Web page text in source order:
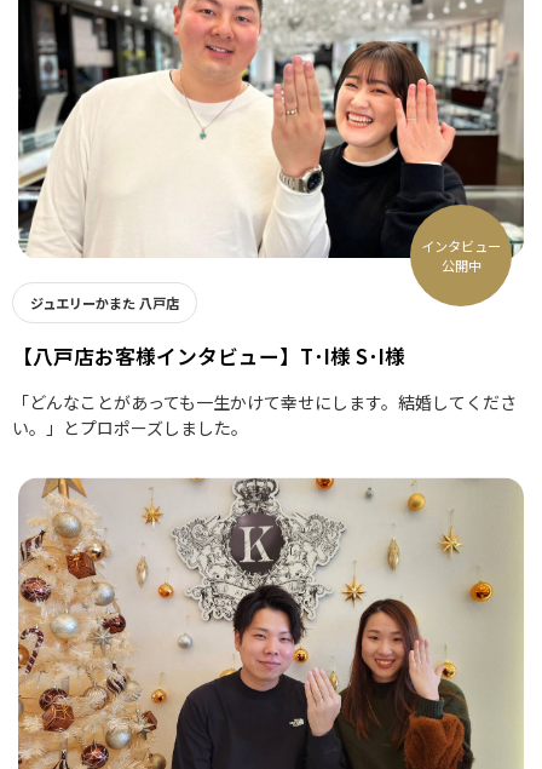
ジュエリーかまた 八戸店
インタビュー
公開中
【八戸店お客様インタビュー】T･I様 S･I様
「どんなことがあっても一生かけて幸せにします。結婚してくださ
い。」とプロポーズしました。